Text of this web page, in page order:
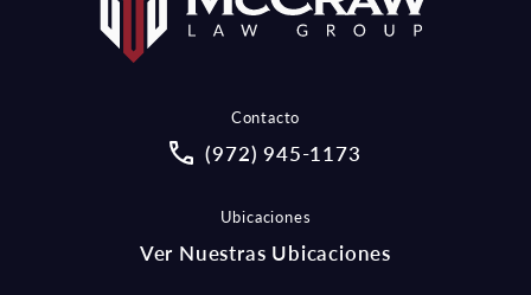
Contacto
Call McCraw Law Group on the
(972) 945-1173
Ubicaciones
Ver Nuestras Ubicaciones